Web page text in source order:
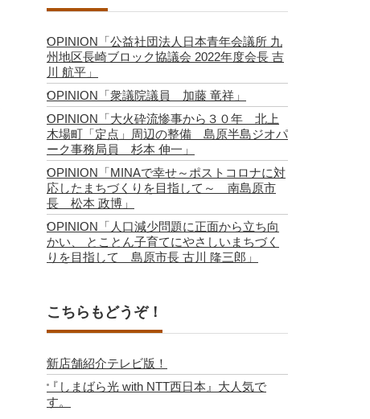
OPINION「公益社団法人日本青年会議所 九
州地区長崎ブロック協議会 2022年度会長 吉
川 航平」
OPINION「衆議院議員 加藤 竜祥」
OPINION「大火砕流惨事から３０年 北上
木場町「定点」周辺の整備 島原半島ジオパ
ーク事務局員 杉本 伸一」
OPINION「MINAで幸せ～ポストコロナに対
応したまちづくりを目指して～ 南島原市
長 松本 政博」
OPINION「人口減少問題に正面から立ち向
かい、 とことん子育てにやさしいまちづく
りを目指して 島原市長 古川 隆三郎」
こちらもどうぞ！
新店舗紹介テレビ版！
『しまばら光 with NTT西日本』大人気で
す。